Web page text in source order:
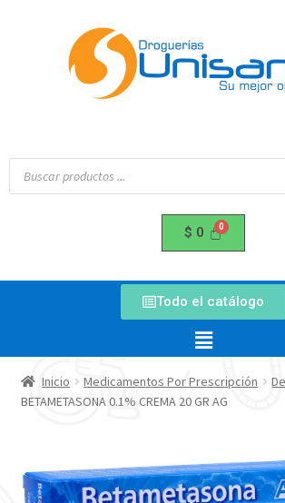
$ 0
Todo el catálogo
Inicio Medicamentos Por Prescripción
BETAMETASONA 0.1% CREMA 20 GR AG